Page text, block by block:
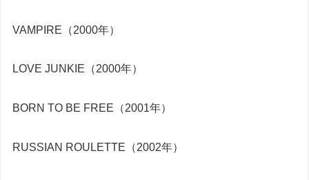
VAMPIRE（2000年）
LOVE JUNKIE（2000年）
BORN TO BE FREE（2001年）
RUSSIAN ROULETTE（2002年）